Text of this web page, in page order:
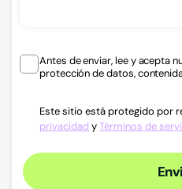
Antes de enviar, lee y acepta
protección de datos,
Este sitio está protegido por
privacidad yTérminos de